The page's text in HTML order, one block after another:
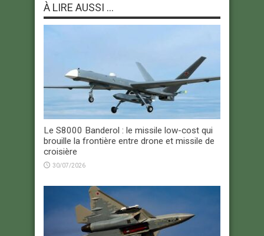
À LIRE AUSSI ...
Le S8000 Banderol : le missile low-cost qui
brouille la frontière entre drone et missile de
croisière
30/07/2026